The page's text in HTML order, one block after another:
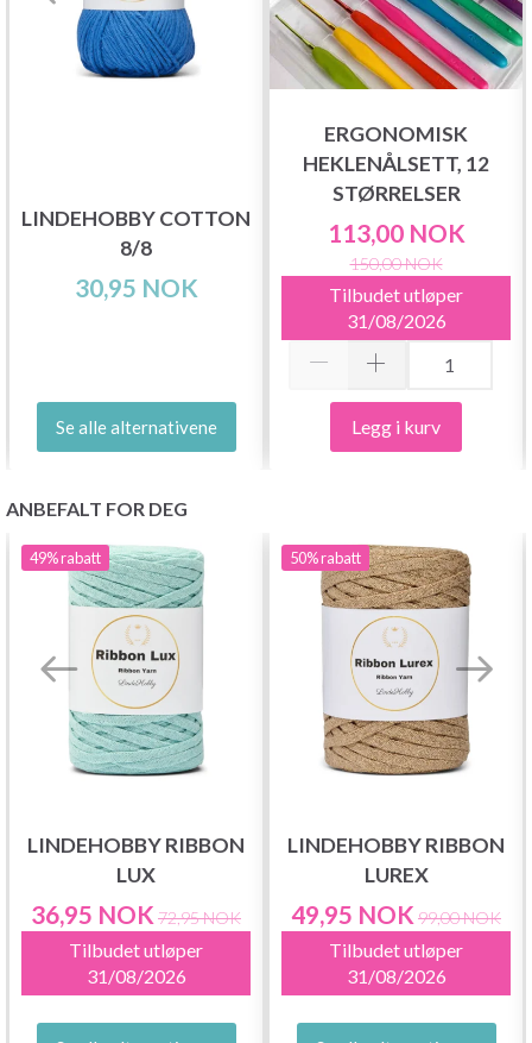
LINDEHOBBY COTTON
8/8
30,95 NOK
Se alle alternativene
ERGONOMISK
HEKLENÅLSETT, 12
STØRRELSER
113,00 NOK
150,00 NOK
Tilbudet utløper
31/08/2026
Legg i kurv
ANBEFALT FOR DEG
49%rabatt
LINDEHOBBY RIBBON
LUX
36,95 NOK 72,95 NOK
Tilbudet utløper
31/08/2026
50%rabatt
LINDEHOBBY RIBBON
LUREX
49,95 NOK 99,00 NOK
Tilbudet utløper
31/08/2026